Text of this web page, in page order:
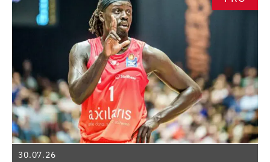
30.07.26